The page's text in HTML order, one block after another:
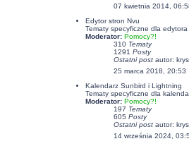
07 kwietnia 2014,
Edytor stron Nvu
Tematy specyficzne dla
Moderator: Pomocy?!
310 Tematy
1291 Posty
Ostatni postautor:
25 marca 2018, 20:53
Kalendarz Sunbird i Lightning
Tematy specyficzne dla
Moderator: Pomocy?!
197 Tematy
605 Posty
Ostatni postautor:
14 września 2024,